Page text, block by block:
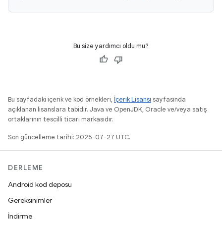
Bu size yardımcı oldu mu?
Bu sayfadaki içerik ve kod örnekleri, İçerik Lisansı sayfasında
açıklanan lisanslara tabidir. Java ve OpenJDK, Oracle ve/veya satış
ortaklarının tescilli ticari markasıdır.
Son güncelleme tarihi: 2025-07-27 UTC.
DERLEME
Android kod deposu
Gereksinimler
İndirme